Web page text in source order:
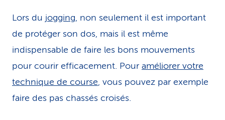
Lors du jogging, non seulement il est important
de protéger son dos, mais il est même
indispensable de faire les bons mouvements
pour courir efficacement. Pour améliorer votre
technique de course, vous pouvez par exemple
faire des pas chassés croisés.